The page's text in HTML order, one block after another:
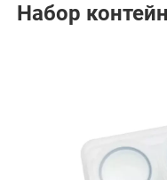
Набор